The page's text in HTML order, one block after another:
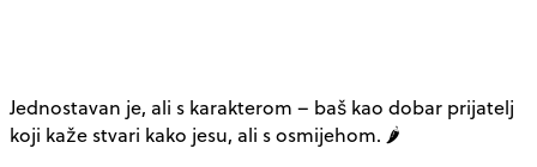
Jednostavan je, ali s karakterom – baš kao dobar prijatelj
koji kaže stvari kako jesu, ali s osmijehom. 🌶️